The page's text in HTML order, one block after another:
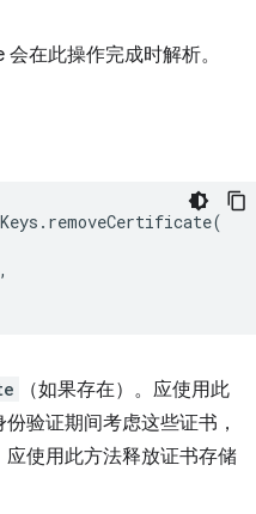
在此操作完成时解析。
. removeCertificate(
,
（如果存在）。应使用此
验证期间考虑这些证书，
使用此方法释放证书存储